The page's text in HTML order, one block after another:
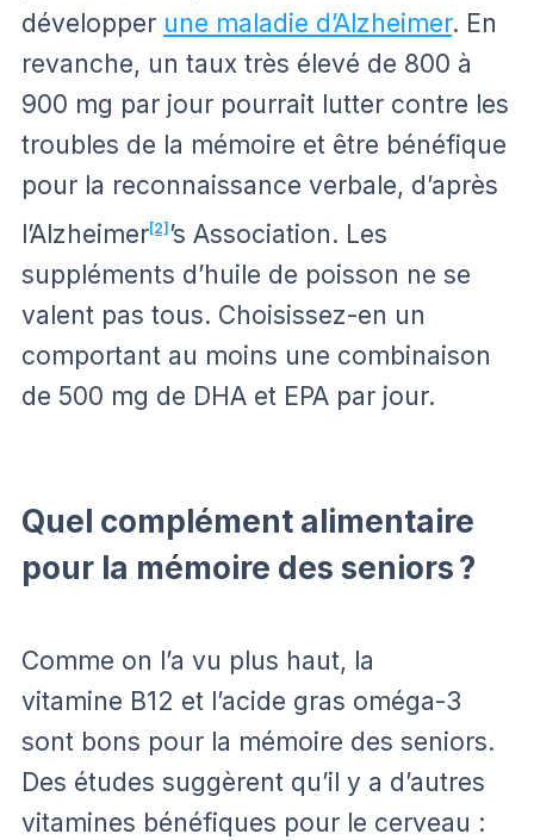
développer une maladie d’Alzheimer. En
revanche, un taux très élevé de 800 à
900 mg par jour pourrait lutter contre les
troubles de la mémoire et être bénéfique
pour la reconnaissance verbale, d’après
l’Alzheimer[2] ’s Association. Les
suppléments d’huile de poisson ne se
valent pas tous. Choisissez-en un
comportant au moins une combinaison
de 500 mg de DHA et EPA par jour.
Quel complément alimentaire
pour la mémoire des seniors ?
Comme on l’a vu plus haut, la
vitamine B12 et l’acide gras oméga-3
sont bons pour la mémoire des seniors.
Des études suggèrent qu’il y a d’autres
vitamines bénéfiques pour le cerveau :